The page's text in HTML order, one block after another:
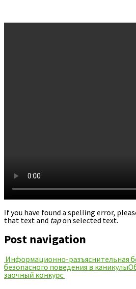
If you have found a spelling error,
that text and tapon selected text.
Post navigation
Информационно-разъяснительная
безопасного поведения в каникулы
заочный конкурс